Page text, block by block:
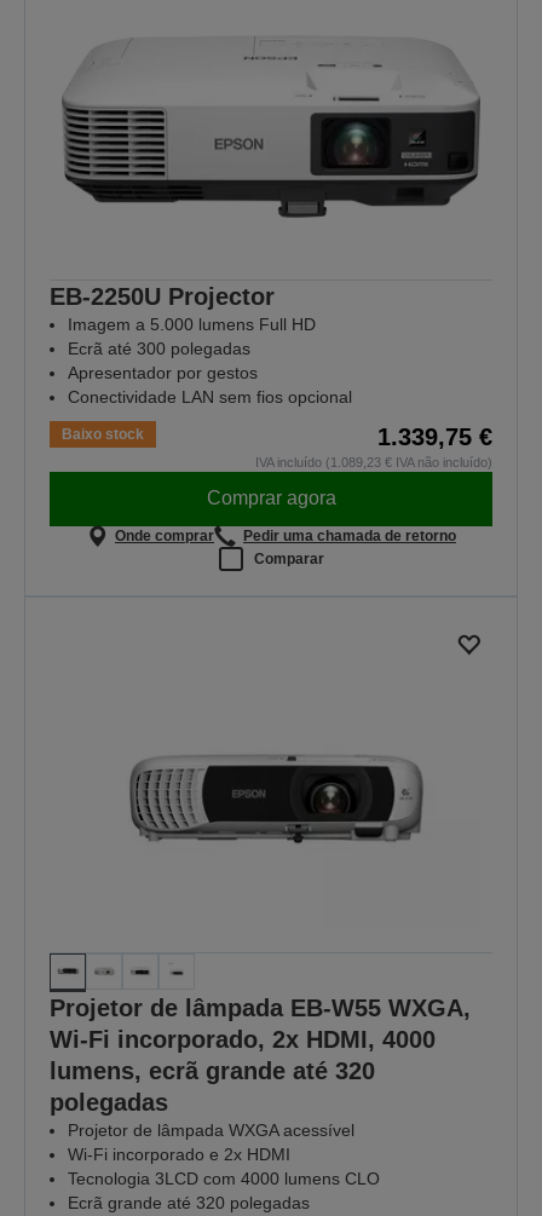
EB-2250U Projector
Imagem a 5.000 lumens Full HD
Ecrã até 300 polegadas
Apresentador por gestos
Conectividade LAN sem fios opcional
Baixo stock 1.339,75 €
IVA incluído (1.089,23 € IVA não incluído)
Comprar agora
Onde comprar
Pedir uma chamada de retorno
Comparar
Projetor de lâmpada EB-W55 WXGA,
Wi-Fi incorporado, 2x HDMI, 4000
lumens, ecrã grande até 320
polegadas
Projetor de lâmpada WXGA acessível
Wi-Fi incorporado e 2x HDMI
Tecnologia 3LCD com 4000 lumens CLO
Ecrã grande até 320 polegadas